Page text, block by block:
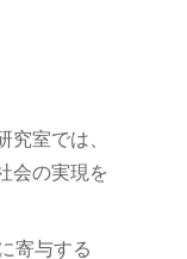
室では、
会の実現を
寄与する